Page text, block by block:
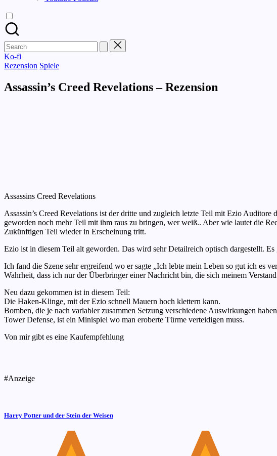
Search
for:
Ko-fi
Posted
Rezension Spiele
Assassin’s Creed Revelations – Rezension
Assassins Creed Revelations
Assassin’s Creed Revelations ist der dritte und zugleich letzte Teil mit Ezio
geworden noch mehr Teil mit ihm raus zu bringen, wer weiß.. Aber wie lautet die
Zukünftigen Teil wieder in Erscheinung tritt.
Ezio ist in diesem Teil alt geworden. Das wird sehr Detailreich optisch dargestellt.
Ich fand die Szene sehr ergreifend wo er sagte „Ich lebte mein Leben so gut ich es
Wahrheit, dass ich nur der Überbringer einer Nachricht bin, die sich meinem
Neu dazu gekommen ist in diesem Teil:
Die Haken-Klinge, mit der Ezio schnell Mauern hoch klettern kann.
Bomben, die je nach variabler zusammen Setzung verschiedene Auswirkungen
Tower Defense, ist ein Minispiel wo man eroberte Türme verteidigen muss.
Von mir gibt es eine Kaufempfehlung
#Anzeige
Harry Potter und der Stein der Weisen